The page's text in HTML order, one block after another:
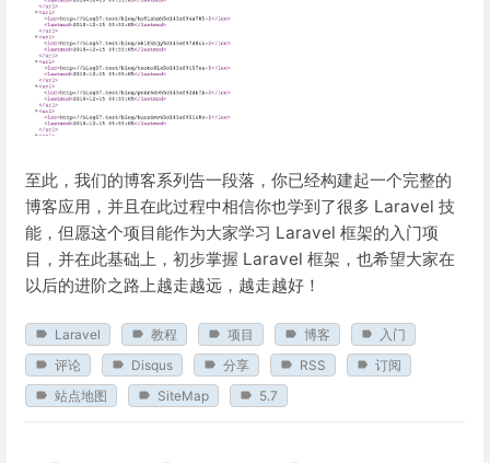
至此，我们的博客系列告一段落，你已经构建起一个完整的
博客应用，并且在此过程中相信你也学到了很多 Laravel 技
能，但愿这个项目能作为大家学习 Laravel 框架的入门项
目，并在此基础上，初步掌握 Laravel 框架，也希望大家在
以后的进阶之路上越走越远，越走越好！
Laravel 教程 项目 博客
入门
评论
Disqus 分享 RSS
订阅
站点地图
SiteMap 5.7